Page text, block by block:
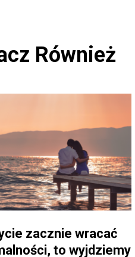
Również
zacznie wracać
to wyjdziemy